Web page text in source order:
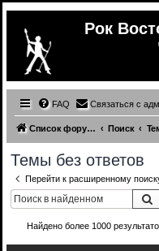
Рок
FAQ Связаться с
Список форумов Поиск
Темы без ответов
Перейти к расширенному
Найдено более 1000